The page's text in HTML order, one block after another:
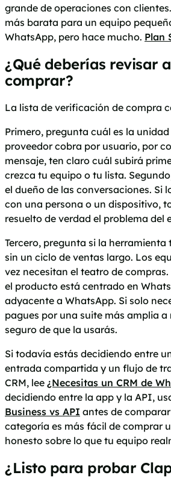
grande de operaciones con
más barata para un equipo
WhatsApp, pero hace mucho. Plan
¿Qué deberías revisar
comprar?
La lista de verificación de compra
Primero, pregunta cuál es la
proveedor cobra por usuario, por
mensaje, ten claro cuál subirá
crezca tu equipo o tu lista.
el dueño de las conversaciones. Si
con una persona o un dispositivo,
resuelto de verdad el problema del
Tercero, pregunta si la herramienta
sin un ciclo de ventas largo. Los
vez necesitan el teatro de
el producto está centrado en
adyacente a WhatsApp. Si solo
pagues por una suite más amplia a
seguro de que la usarás.
Si todavía estás decidiendo entre
entrada compartida y un flujo de
CRM, lee ¿Necesitas un CRM de
decidiendo entre la app y la API,
Business vs API antes de
categoría es más fácil de comprar
honesto sobre lo que tu equipo
¿Listo para probar